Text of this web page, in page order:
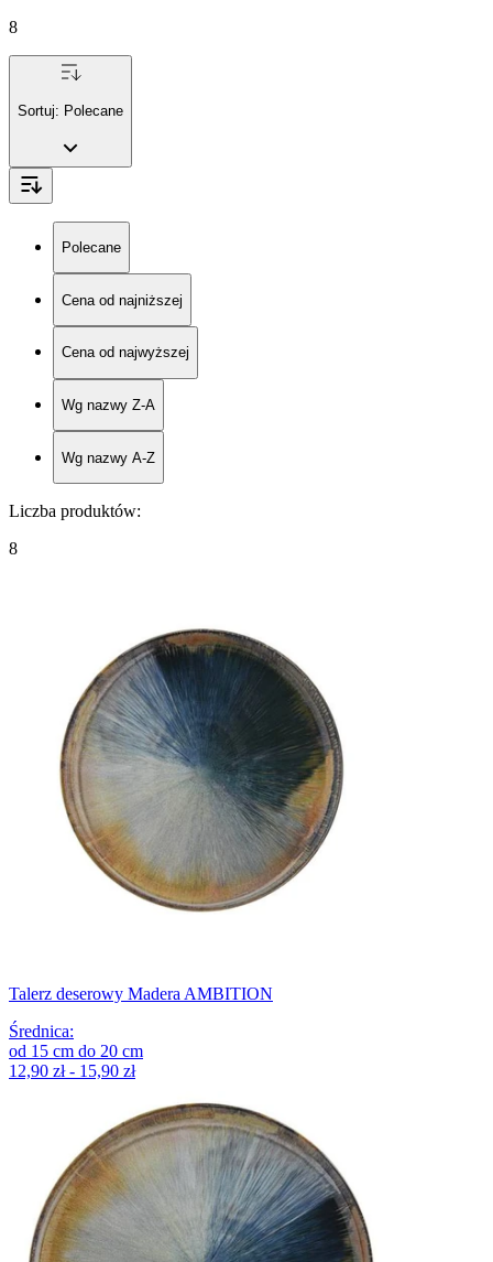
8
Sortuj: Polecane
Polecane
Cena od najniższej
Cena od najwyższej
Wg nazwy Z-A
Wg nazwy A-Z
Liczba produktów:
8
Talerz deserowy Madera AMBITION
Średnica:
od 15 cm do 20 cm
12,90 zł - 15,90 zł